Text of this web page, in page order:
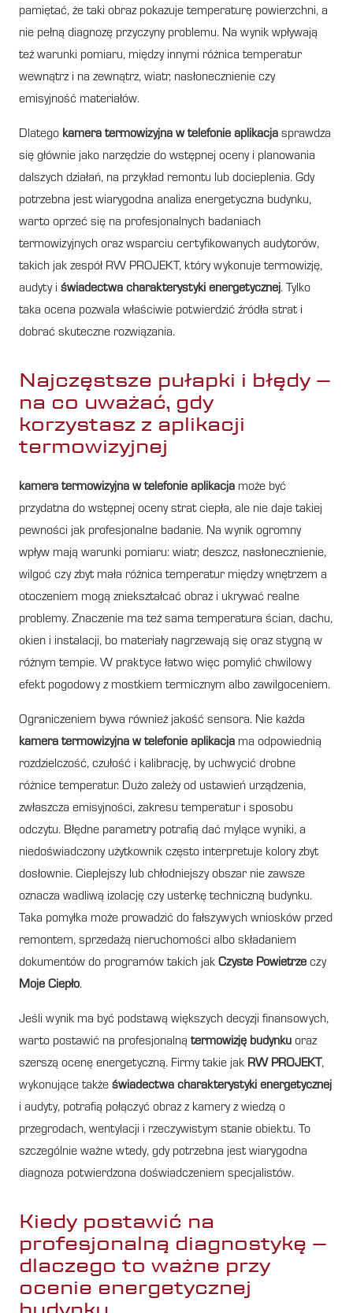
pamiętać, że taki obraz pokazuje temperaturę powierzchni, a
nie pełną diagnozę przyczyny problemu. Na wynik wpływają
też warunki pomiaru, między innymi różnica temperatur
wewnątrz i na zewnątrz, wiatr, nasłonecznienie czy
emisyjność materiałów.
Dlatego kamera termowizyjna w telefonie aplikacja sprawdza
się głównie jako narzędzie do wstępnej oceny i planowania
dalszych działań, na przykład remontu lub docieplenia. Gdy
potrzebna jest wiarygodna analiza energetyczna budynku,
warto oprzeć się na profesjonalnych badaniach
termowizyjnych oraz wsparciu certyfikowanych audytorów,
takich jak zespół RW PROJEKT, który wykonuje termowizję,
audyty i świadectwa charakterystyki energetycznej. Tylko
taka ocena pozwala właściwie potwierdzić źródła strat i
dobrać skuteczne rozwiązania.
Najczęstsze pułapki i błędy –
na co uważać, gdy
korzystasz z aplikacji
termowizyjnej
kamera termowizyjna w telefonie aplikacja może być
przydatna do wstępnej oceny strat ciepła, ale nie daje takiej
pewności jak profesjonalne badanie. Na wynik ogromny
wpływ mają warunki pomiaru: wiatr, deszcz, nasłonecznienie,
wilgoć czy zbyt mała różnica temperatur między wnętrzem a
otoczeniem mogą zniekształcać obraz i ukrywać realne
problemy. Znaczenie ma też sama temperatura ścian, dachu,
okien i instalacji, bo materiały nagrzewają się oraz stygną w
różnym tempie. W praktyce łatwo więc pomylić chwilowy
efekt pogodowy z mostkiem termicznym albo zawilgoceniem.
Ograniczeniem bywa również jakość sensora. Nie każda
kamera termowizyjna w telefonie aplikacja ma odpowiednią
rozdzielczość, czułość i kalibrację, by uchwycić drobne
różnice temperatur. Dużo zależy od ustawień urządzenia,
zwłaszcza emisyjności, zakresu temperatur i sposobu
odczytu. Błędne parametry potrafią dać mylące wyniki, a
niedoświadczony użytkownik często interpretuje kolory zbyt
dosłownie. Cieplejszy lub chłodniejszy obszar nie zawsze
oznacza wadliwą izolację czy usterkę techniczną budynku.
Taka pomyłka może prowadzić do fałszywych wniosków przed
remontem, sprzedażą nieruchomości albo składaniem
dokumentów do programów takich jak Czyste Powietrze czy
Moje Ciepło.
Jeśli wynik ma być podstawą większych decyzji finansowych,
warto postawić na profesjonalną termowizję budynku oraz
szerszą ocenę energetyczną. Firmy takie jak RW PROJEKT,
wykonujące także świadectwa charakterystyki energetycznej
i audyty, potrafią połączyć obraz z kamery z wiedzą o
przegrodach, wentylacji i rzeczywistym stanie obiektu. To
szczególnie ważne wtedy, gdy potrzebna jest wiarygodna
diagnoza potwierdzona doświadczeniem specjalistów.
Kiedy postawić na
profesjonalną diagnostykę –
dlaczego to ważne przy
ocenie energetycznej